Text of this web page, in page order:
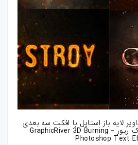
لایه باز استایل با افکت سه بعدی
سوزاندن از گرافیک ریور - GraphicRiver 3D Burning
Photoshop Text